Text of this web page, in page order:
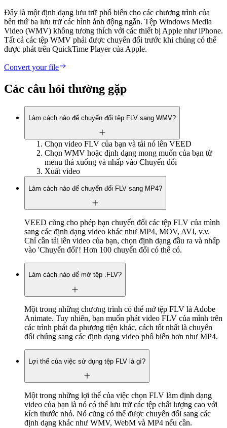
Đây là một định dạng lưu trữ phổ biến cho các chương trình của
bên thứ ba lưu trữ các hình ảnh động ngắn. Tệp Windows Media
Video (WMV) không tương thích với các thiết bị Apple như iPhone.
Tất cả các tệp WMV phải được chuyển đổi trước khi chúng có thể
được phát trên QuickTime Player của Apple.
Convert your file
Các câu hỏi thường gặp
Làm cách nào để chuyển đổi tệp FLV sang WMV?
Chọn video FLV của bạn và tải nó lên VEED
Chọn WMV hoặc định dạng mong muốn của bạn từ
menu thả xuống và nhấp vào Chuyển đổi
Xuất video
Làm cách nào để chuyển đổi FLV sang MP4?
VEED cũng cho phép bạn chuyển đổi các tệp FLV của mình
sang các định dạng video khác như MP4, MOV, AVI, v.v.
Chỉ cần tải lên video của bạn, chọn định dạng đầu ra và nhấp
vào 'Chuyển đổi'! Hơn 100 chuyển đổi có thể có.
Làm cách nào để mở tệp .FLV?
Một trong những chương trình có thể mở tệp FLV là Adobe
Animate. Tuy nhiên, bạn muốn phát video FLV của mình trên
các trình phát đa phương tiện khác, cách tốt nhất là chuyển
đổi chúng sang các định dạng video phổ biến hơn như MP4.
Lợi thế của việc sử dụng tệp FLV là gì?
Một trong những lợi thế của việc chọn FLV làm định dạng
video của bạn là nó có thể lưu trữ các tệp chất lượng cao với
kích thước nhỏ. Nó cũng có thể được chuyển đổi sang các
định dạng khác như WMV, WebM và MP4 nếu cần.